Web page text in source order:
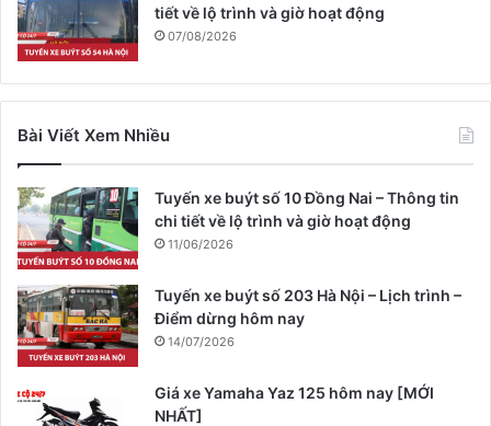
tiết về lộ trình và giờ hoạt động
07/08/2026
Bài Viết Xem Nhiều
Tuyến xe buýt số 10 Đồng Nai – Thông tin
chi tiết về lộ trình và giờ hoạt động
11/06/2026
Tuyến xe buýt số 203 Hà Nội – Lịch trình –
Điểm dừng hôm nay
14/07/2026
Giá xe Yamaha Yaz 125 hôm nay [MỚI
NHẤT]